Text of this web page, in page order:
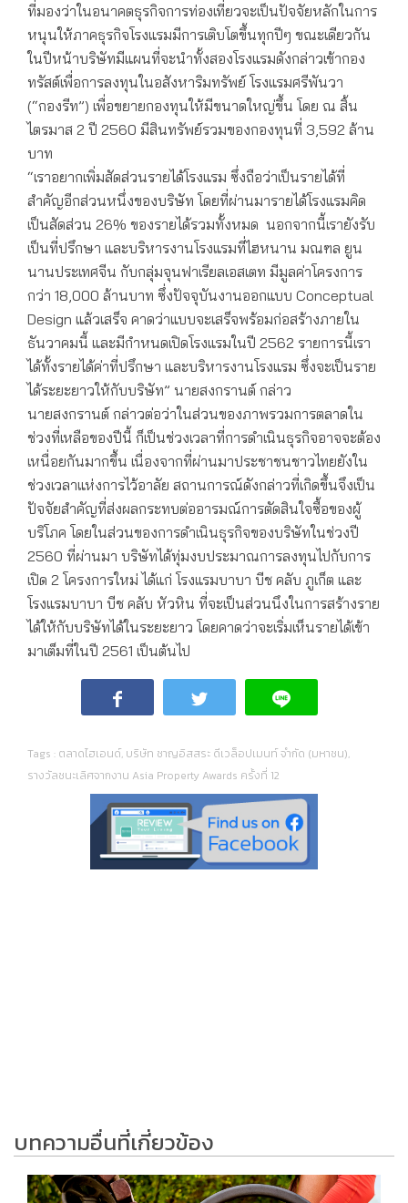
ที่มองว่าในอนาคตธุรกิจการท่องเที่ยวจะเป็นปัจจัยหลักในการ
หนุนให้ภาคธุรกิจโรงแรมมีการเติบโตขึ้นทุกปีๆ ขณะเดียวกัน
ในปีหน้าบริษัทมีแผนที่จะนำทั้งสองโรงแรมดังกล่าวเข้ากอง
ทรัสต์เพื่อการลงทุนในอสังหาริมทรัพย์ โรงแรมศรีพันวา
(“กองรีท”) เพื่อขยายกองทุนให้มีขนาดใหญ่ขึ้น โดย ณ สิ้น
ไตรมาส 2 ปี 2560 มีสินทรัพย์รวมของกองทุนที่ 3,592 ล้าน
บาท
“เราอยากเพิ่มสัดส่วนรายได้โรงแรม ซึ่งถือว่าเป็นรายได้ที่
สำคัญอีกส่วนหนึ่งของบริษัท โดยที่ผ่านมารายได้โรงแรมคิด
เป็นสัดส่วน 26% ของรายได้รวมทั้งหมด นอกจากนี้เรายังรับ
เป็นที่ปรึกษา และบริหารงานโรงแรมที่ไฮหนาน มณฑล ยูน
นานประเทศจีน กับกลุ่มจุนฟาเรียลเอสเตท มีมูลค่าโครงการ
กว่า 18,000 ล้านบาท ซึ่งปัจจุบันงานออกแบบ Conceptual
Design แล้วเสร็จ คาดว่าแบบจะเสร็จพร้อมก่อสร้างภายใน
ธันวาคมนี้ และมีกำหนดเปิดโรงแรมในปี 2562 รายการนี้เรา
ได้ทั้งรายได้ค่าที่ปรึกษา และบริหารงานโรงแรม ซึ่งจะเป็นราย
ได้ระยะยาวให้กับบริษัท” นายสงกรานต์ กล่าว
นายสงกรานต์ กล่าวต่อว่าในส่วนของภาพรวมการตลาดใน
ช่วงที่เหลือของปีนี้ ก็เป็นช่วงเวลาที่การดำเนินธุรกิจอาจจะต้อง
เหนื่อยกันมากขึ้น เนื่องจากที่ผ่านมาประชาชนชาวไทยยังใน
ช่วงเวลาแห่งการไว้อาลัย สถานการณ์ดังกล่าวที่เกิดขึ้นจึงเป็น
ปัจจัยสำคัญที่ส่งผลกระทบต่ออารมณ์การตัดสินใจซื้อของผู้
บริโภค โดยในส่วนของการดำเนินธุรกิจของบริษัทในช่วงปี
2560 ที่ผ่านมา บริษัทได้ทุ่มงบประมาณการลงทุนไปกับการ
เปิด 2 โครงการใหม่ ได้แก่ โรงแรมบาบา บีช คลับ ภูเก็ต และ
โรงแรมบาบา บีช คลับ หัวหิน ที่จะเป็นส่วนนึงในการสร้างราย
ได้ให้กับบริษัทได้ในระยะยาว โดยคาดว่าจะเริ่มเห็นรายได้เข้า
มาเต็มที่ในปี 2561 เป็นต้นไป
Tags : ตลาดไฮเอนด์, บริษัท ชาญอิสสระ ดีเวล็อปเมนท์ จำกัด (มหาชน),
รางวัลชนะเลิศจากงาน Asia Property Awards ครั้งที่ 12
บทความอื่นที่เกี่ยวข้อง